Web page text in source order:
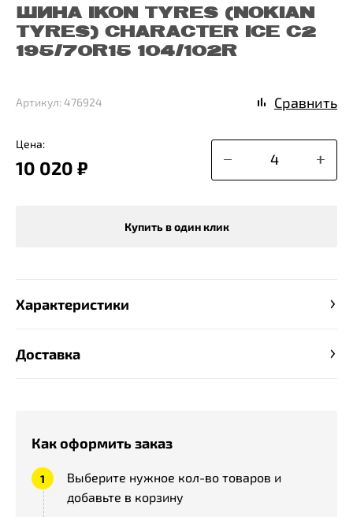
ШИНА IKON TYRES (NOKIAN
TYRES) CHARACTER ICE C2
195/70R15 104/102R
Цена:
10 020 ₽
Купить в один клик
Артикул: 476924 Сравнить
Как оформить заказ
Выберите нужное кол-во товаров и
добавьте в корзину
Характеристики
Доставка